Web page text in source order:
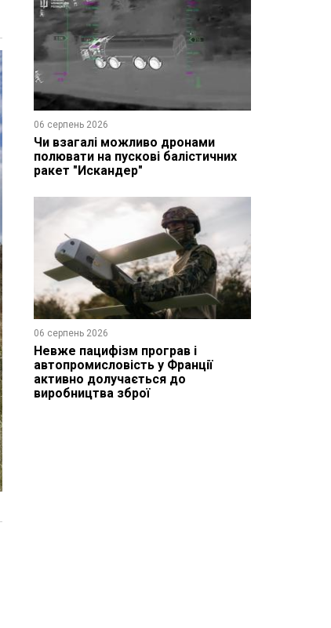
06 серпень 2026
Чи взагалі можливо дронами
полювати на пускові балістичних
ракет "Искандер"
06 серпень 2026
Невже пацифізм програв і
автопромисловість у Франції
активно долучається до
виробництва зброї